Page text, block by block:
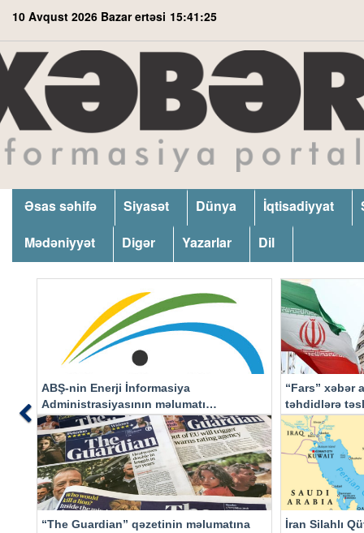
10 Avqust 2026 Bazar ertəsi 15:41:26
Əsas səhifə Siyasət Dünya İqtisadiyyat
Mədəniyyət
Digər Yazarlar Dil
ABŞ-nin Enerji İnformasiya
Administrasiyasının məlumatı
əsasında…
“Fars” xəbər
təhdidlərə
“The Guardian” qəzetinin məlumatına
İran Silahlı
Previous